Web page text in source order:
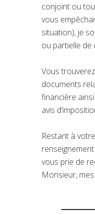
conjoint ou
vous
situation), je
ou partielle de
Vous
documents
financière
avis
Restant à
vous prie de
Monsieur,